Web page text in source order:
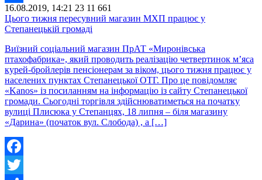
Share
16.08.2019, 14:21 23 11 661
Цього тижня пересувний магазин МХП працює у
Степанецькій громаді
Виїзний соціальний магазин ПрАТ «Миронівська
птахофабрика», який проводить реалізацію четвертинок м’яса
курей-бройлерів пенсіонерам за віком, цього тижня працює у
населених пунктах Степанецької ОТГ. Про це повідомляє
«Kanos» із посиланням на інформацію із сайту Степанецької
громади. Сьогодні торгівля здійснюватиметься на початку
вулиці Плисюка у Степанцях, 18 липня – біля магазину
«Дарина» (початок вул. Слобода) , а […]
Facebook